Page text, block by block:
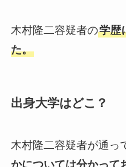
木村隆二容疑者の学歴
た。
出身大学はどこ？
木村隆二容疑者が通っ
かについては分かって